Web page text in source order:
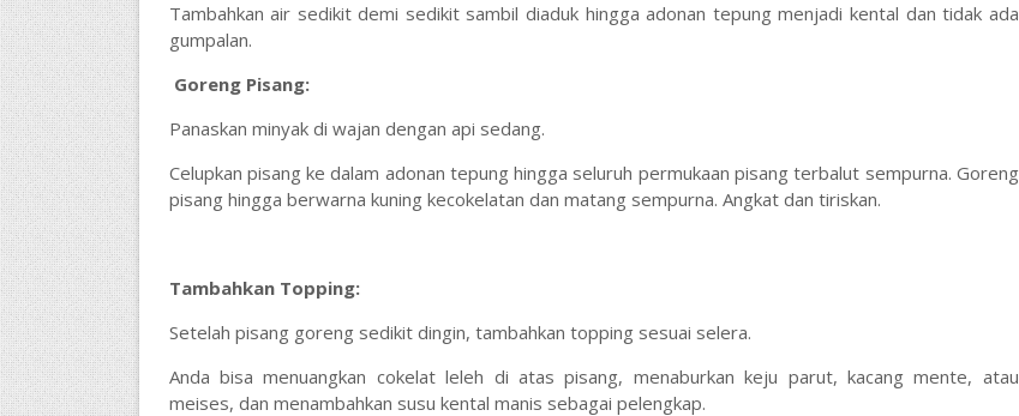
Tambahkan air sedikit demi sedikit sambil diaduk hingga adonan tepung menjadi kental dan tidak ada
gumpalan.
Goreng Pisang:
Panaskan minyak di wajan dengan api sedang.
Celupkan pisang ke dalam adonan tepung hingga seluruh permukaan pisang terbalut sempurna. Goreng
pisang hingga berwarna kuning kecokelatan dan matang sempurna. Angkat dan tiriskan.
Tambahkan Topping:
Setelah pisang goreng sedikit dingin, tambahkan topping sesuai selera.
Anda bisa menuangkan cokelat leleh di atas pisang, menaburkan keju parut, kacang mente, atau
meises, dan menambahkan susu kental manis sebagai pelengkap.